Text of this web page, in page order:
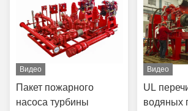
Видео
Пакет пожарного
насоса турбины
Видео
UL
водяных